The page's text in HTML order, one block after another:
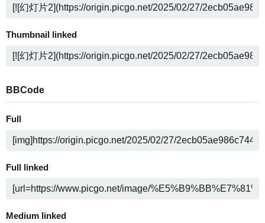
Thumbnail linked
BBCode
Full
Full linked
Medium linked